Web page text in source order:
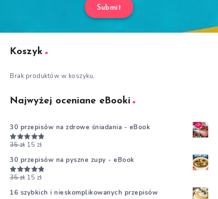
Submit
Koszyk
Brak produktów w koszyku.
Najwyżej oceniane eBooki
30 przepisów na zdrowe śniadania - eBook
Oceniono
35zł 15 zł
30 przepisów na pyszne zupy - eBook
Oceniono
35zł 15 zł
16 szybkich i nieskomplikowanych przepisów